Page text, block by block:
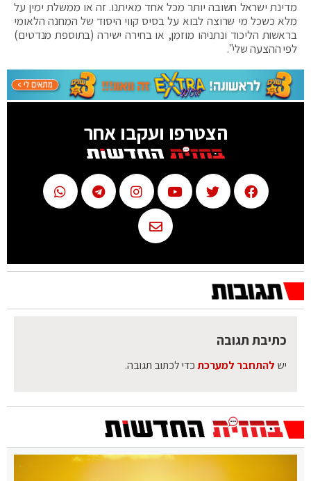
מדינת ישראל חשובה יותר מכל אחד מאיתנו. זה או ממשלת ימין על
מלא כשכל מי שרוצה לבוא על בסיס קווי היסוד של המחנה הלאומי
בראשות הליכוד ונתניהו מוזמן, או בחירה ישירה (בתוספת מנדטים)
לפי ההצעה שלי".
הצטרפו ועקבו אחר
כתיבת תגובה
יש להתחבר למערכתכדי לכתוב תגובה.